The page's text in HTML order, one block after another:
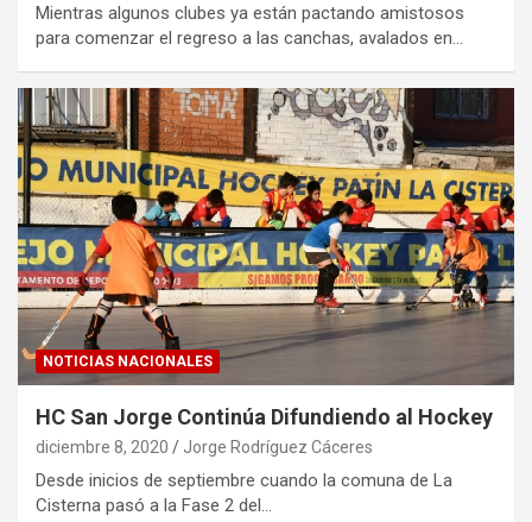
Mientras algunos clubes ya están pactando amistosos
para comenzar el regreso a las canchas, avalados en…
NOTICIAS NACIONALES
HC San Jorge Continúa Difundiendo al Hockey
diciembre 8, 2020 Jorge Rodríguez Cáceres
Desde inicios de septiembre cuando la comuna de La
Cisterna pasó a la Fase 2 del…